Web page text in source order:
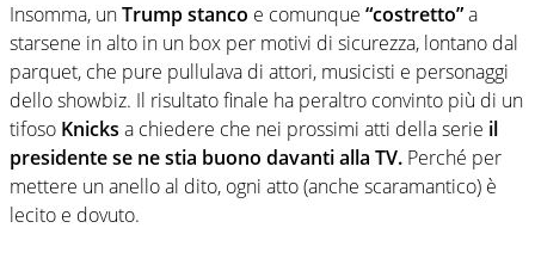
Insomma, unTrump stanco e comunque “costretto”a
starsene in alto in un box per motivi di sicurezza, lontano dal
parquet, che pure pullulava di attori, musicisti e personaggi
dello showbiz. Il risultato finale ha peraltro convinto più di un
tifoso Knicks a chiedere che nei prossimi atti della serie il
presidente se ne stia buono davanti alla TV. Perché per
mettere un anello al dito, ogni atto (anche scaramantico) è
lecito e dovuto.